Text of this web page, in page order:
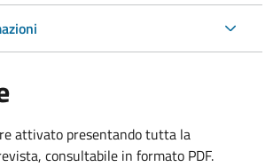
attivato presentando tutta la
consultabile in formato PDF.